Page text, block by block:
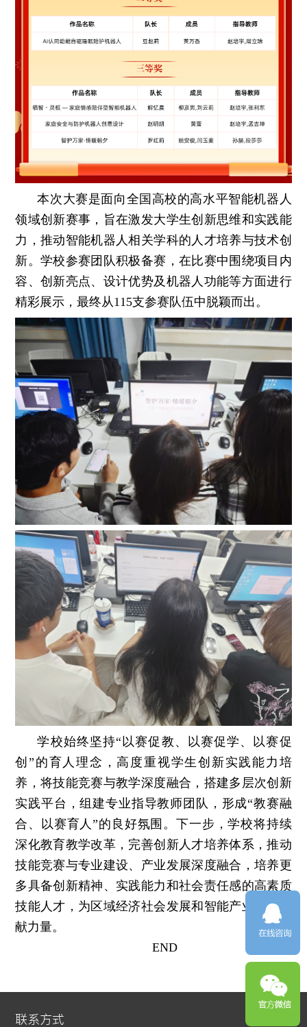
本次大赛是面向全国高校的高水平智能机器人
领域创新赛事，旨在激发大学生创新思维和实践能
力，推动智能机器人相关学科的人才培养与技术创
新。学校参赛团队积极备赛，在比赛中围绕项目内
容、创新亮点、设计优势及机器人功能等方面进行
精彩展示，最终从115支参赛队伍中脱颖而出。
学校始终坚持“以赛促教、以赛促学、以赛促
创”的育人理念，高度重视学生创新实践能力培
养，将技能竞赛与教学深度融合，搭建多层次创新
实践平台，组建专业指导教师团队，形成“教赛融
合、以赛育人”的良好氛围。下一步，学校将持续
深化教育教学改革，完善创新人才培养体系，推动
技能竞赛与专业建设、产业发展深度融合，培养更
多具备创新精神、实践能力和社会责任感的高素质
技能人才，为区域经济社会发展和智能产业升级贡
献力量。
END
联系方式